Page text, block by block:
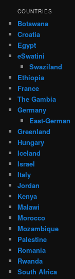
COUNTRIES
Botswana
Croatia
Egypt
eSwatini
Swaziland
Ethiopia
France
The Gambia
Germany
East-German
Greenland
Hungary
Iceland
Israel
Italy
Jordan
Kenya
Malawi
Morocco
Mozambique
Palestine
Romania
Rwanda
South Africa